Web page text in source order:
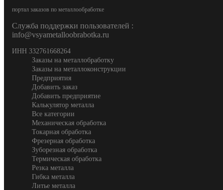
портал заказов по металлообработке
Служба поддержки пользователей :
info@vsyametalloobrabotka.ru
ИНН 332761668264
Заказы на металлобработку
Заказы на металлоконструкции
Предприятия
Добавить заказ
Добавить предприятие
Калькулятор металла
Все категории
Механическая обработка
Токарная обработка
Фрезерная обработка
Зуборезная обработка
Термическая обработка
Резка металла
Гибка металла
Литье металла